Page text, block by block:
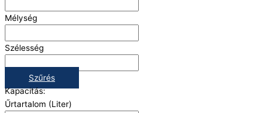
Mélység
Szélesség
Szűrés
Kapacitás:
Űrtartalom (Liter)